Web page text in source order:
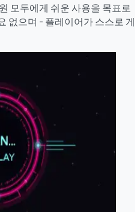
모두에게 쉬운 사용을 목표로
없으며 - 플레이어가 스스로 게